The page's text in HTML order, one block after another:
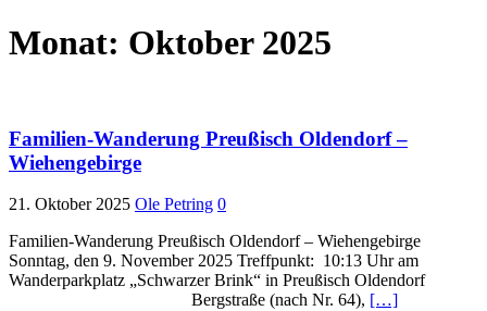
Monat: Oktober 2025
Familien-Wanderung Preußisch Oldendorf –
Wiehengebirge
21. Oktober 2025 Ole Petring 0
Familien-Wanderung Preußisch Oldendorf – Wiehengebirge
Sonntag, den 9. November 2025 Treffpunkt: 10:13 Uhr am
Wanderparkplatz „Schwarzer Brink“ in Preußisch Oldendorf
Bergstraße (nach Nr. 64), […]